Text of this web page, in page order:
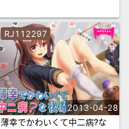
RJ112297
2013-04-28
薄幸でかわいくて中二病?な